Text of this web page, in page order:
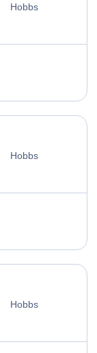
Hobbs
Hobbs
Hobbs